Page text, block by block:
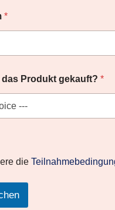
*
das Produkt gekauft? *
die